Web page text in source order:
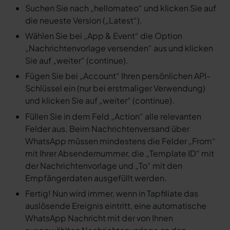
Suchen Sie nach „hellomateo“ und klicken Sie auf
die neueste Version („Latest“).
Wählen Sie bei „App & Event“ die Option
„Nachrichtenvorlage versenden“ aus und klicken
Sie auf „weiter“ (continue).
Fügen Sie bei „Account“ Ihren persönlichen API-
Schlüssel ein (nur bei erstmaliger Verwendung)
und klicken Sie auf „weiter“ (continue).
Füllen Sie in dem Feld „Action“ alle relevanten
Felder aus. Beim Nachrichtenversand über
WhatsApp müssen mindestens die Felder „From“
mit Ihrer Absendernummer, die „Template ID“ mit
der Nachrichtenvorlage und „To“ mit den
Empfängerdaten ausgefüllt werden.
Fertig! Nun wird immer, wenn in Tapfiliate das
auslösende Ereignis eintritt, eine automatische
WhatsApp Nachricht mit der von Ihnen